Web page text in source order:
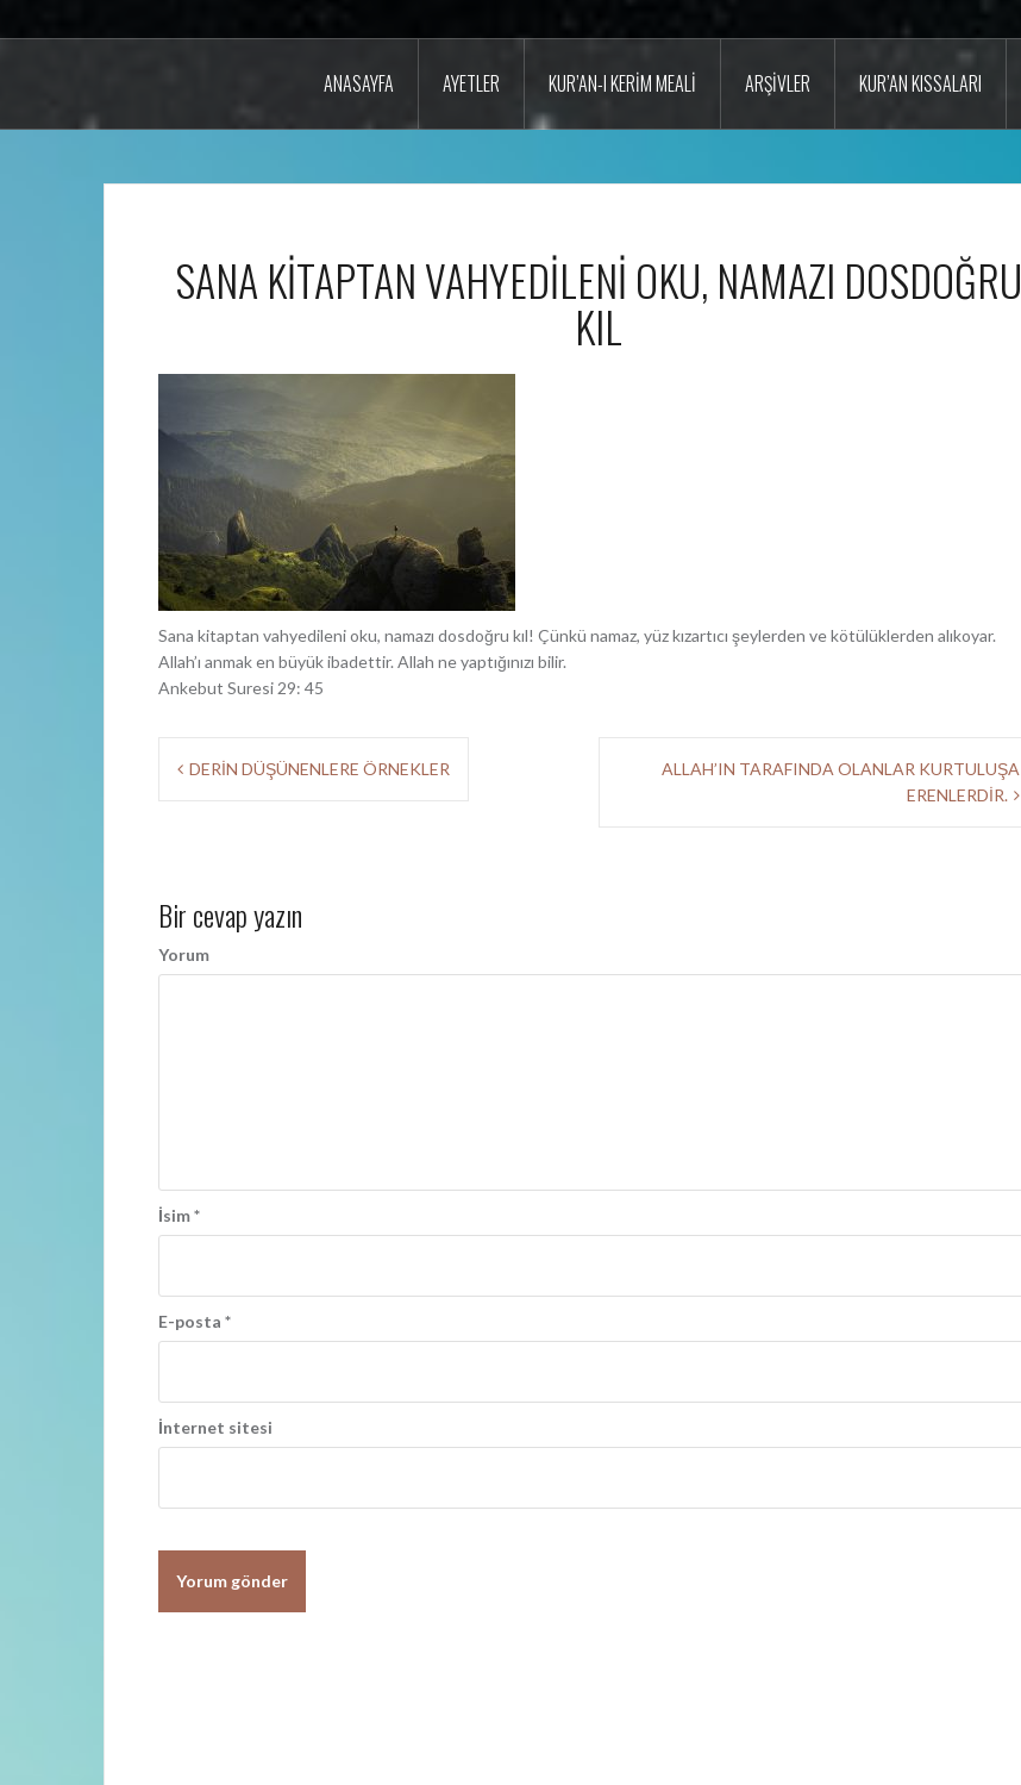
ANASAYFA AYETLER KUR’AN-I KERIM MEALI ARŞIVLER KUR’AN KISSALARI
SANA KİTAPTAN VAHYEDİLENİ OKU, NAMAZI DOSDOĞRU
KIL
Sana kitaptan vahyedileni oku, namazı dosdoğru kıl! Çünkü namaz, yüz kızartıcı şeylerden ve kötülüklerden alıkoyar.
Allah’ı anmak en büyük ibadettir. Allah ne yaptığınızı bilir.
Ankebut Suresi 29: 45
ı
d
o
ı
DERİN DÜŞÜNENLERE ÖRNEKLER
ALLAH’IN TARAFINDA OLANLAR KURTULUŞA
ERENLERDİR.
Bir cevap yazın
Yorum
İsim*
E-posta *
İnternet sitesi